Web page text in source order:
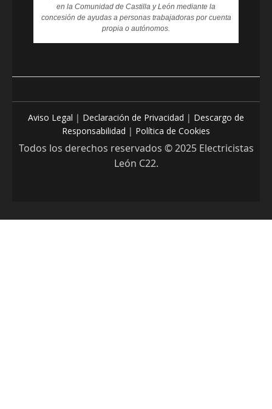
en la Comunidad de Castilla y León mediante la
concesión de ayudas a personas trabajadoras por cuenta
propia o autónomos.
Aviso Legal | Declaración de Privacidad | Descargo de
Responsabilidad | Política de Cookies
Todos los derechos reservados © 2025 Electricistas
León C22.